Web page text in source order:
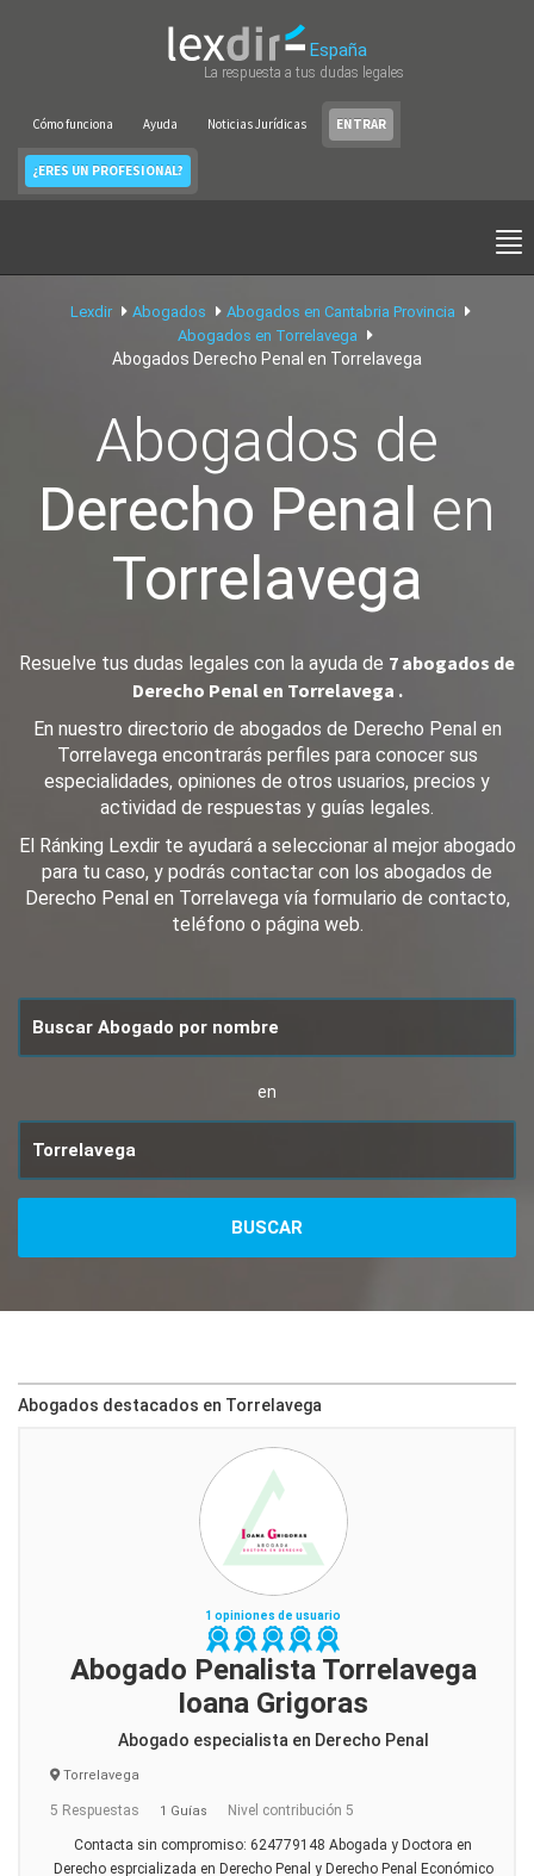
España
La respuesta a tus dudas legales
Cómo funciona Ayuda Noticias Jurídicas ENTRAR
¿ERES UN PROFESIONAL?
Lexdir Abogados
Abogados en Cantabria Provincia
Abogados en Torrelavega
Abogados Derecho Penal en Torrelavega
Abogados de
Derecho Penal en
Torrelavega
Resuelve tus dudas legales con la ayuda de 7 abogados de
Derecho Penal en Torrelavega .
En nuestro directorio de abogados de Derecho Penal en
Torrelavega encontrarás perfiles para conocer sus
especialidades, opiniones de otros usuarios, precios y
actividad de respuestas y guías legales.
El Ránking Lexdir te ayudará a seleccionar al mejor abogado
para tu caso, y podrás contactar con los abogados de
Derecho Penal en Torrelavega vía formulario de contacto,
teléfono o página web.
en
Abogados destacados en Torrelavega
1 opiniones de usuario
Abogado Penalista Torrelavega
Ioana Grigoras
Abogado especialista en Derecho Penal
Torrelavega
5 Respuestas 1 Guías Nivel contribución 5
Contacta sin compromiso: 624779148 Abogada y Doctora en
Derecho esprcializada en Derecho Penal y Derecho Penal Económico